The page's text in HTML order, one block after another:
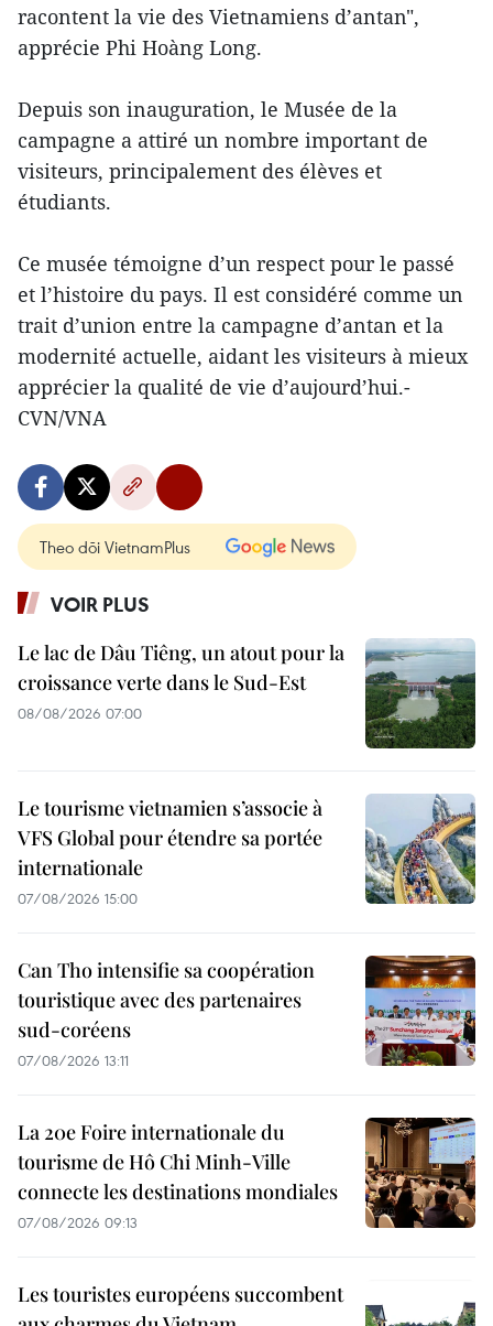
racontent la vie des Vietnamiens d’antan",
apprécie Phi Hoàng Long.
Depuis son inauguration, le Musée de la
campagne a attiré un nombre important de
visiteurs, principalement des élèves et
étudiants.
Ce musée témoigne d’un respect pour le passé
et l’histoire du pays. Il est considéré comme un
trait d’union entre la campagne d’antan et la
modernité actuelle, aidant les visiteurs à mieux
apprécier la qualité de vie d’aujourd’hui.-
CVN/VNA
Theo dõi VietnamPlus
VOIR PLUS
Le lac de Dâu Tiêng, un atout pour la
croissance verte dans le Sud-Est
08/08/2026 07:00
Le tourisme vietnamien s’associe à
VFS Global pour étendre sa portée
internationale
07/08/2026 15:00
Can Tho intensifie sa coopération
touristique avec des partenaires
sud-coréens
07/08/2026 13:11
La 20e Foire internationale du
tourisme de Hô Chi Minh-Ville
connecte les destinations mondiales
07/08/2026 09:13
Les touristes européens succombent